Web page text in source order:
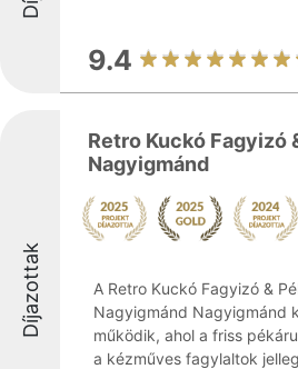
9.4
Díjazottak
Retro Kuckó Fagyizó
Nagyigmánd
A Retro Kuckó Fagyizó &
Nagyigmánd Nagyigmánd
működik, ahol a friss
a kézműves fagylaltok